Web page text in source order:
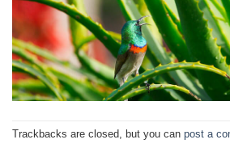
Trackbacks are closed, but you can post a